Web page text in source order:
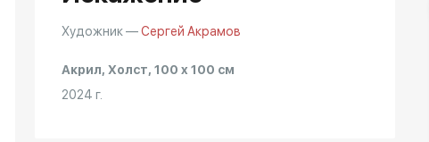
Художник —Сергей Акрамов
Акрил, Холст, 100 x 100 см
2024 г.